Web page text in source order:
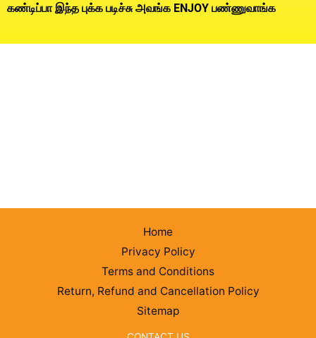
கண்டிப்பா இந்த புக்க படிச்சு அவங்க ENJOY பண்ணுவாங்க
Home
Privacy Policy
Terms and Conditions
Return, Refund and Cancellation Policy
Sitemap